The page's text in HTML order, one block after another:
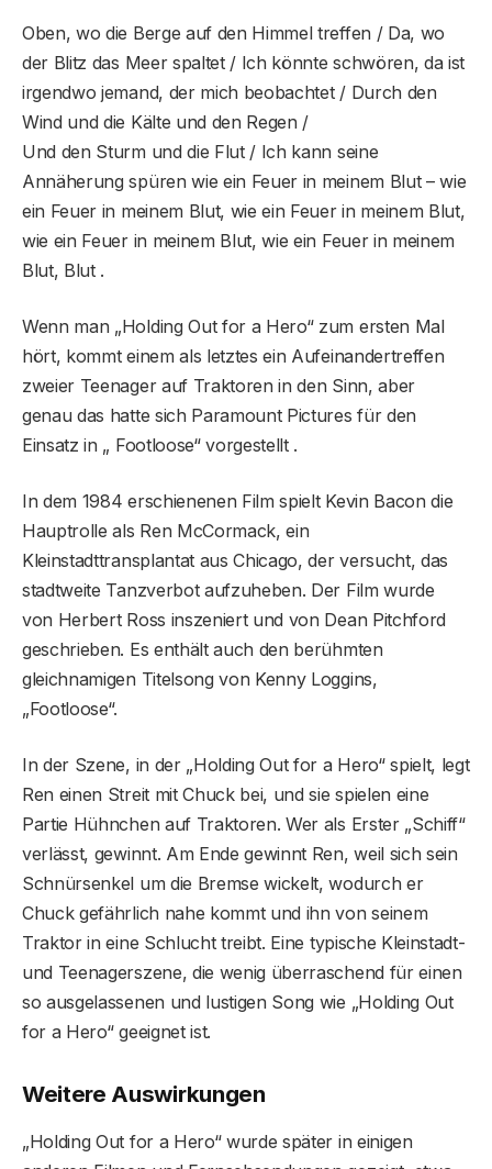
Oben, wo die Berge auf den Himmel treffen / Da, wo
der Blitz das Meer spaltet / Ich könnte schwören, da ist
irgendwo jemand, der mich beobachtet / Durch den
Wind und die Kälte und den Regen /
Und den Sturm und die Flut / Ich kann seine
Annäherung spüren wie ein Feuer in meinem Blut – wie
ein Feuer in meinem Blut, wie ein Feuer in meinem Blut,
wie ein Feuer in meinem Blut, wie ein Feuer in meinem
Blut, Blut .
Wenn man „Holding Out for a Hero“ zum ersten Mal
hört, kommt einem als letztes ein Aufeinandertreffen
zweier Teenager auf Traktoren in den Sinn, aber
genau das hatte sich Paramount Pictures für den
Einsatz in „ Footloose“ vorgestellt .
In dem 1984 erschienenen Film spielt Kevin Bacon die
Hauptrolle als Ren McCormack, ein
Kleinstadttransplantat aus Chicago, der versucht, das
stadtweite Tanzverbot aufzuheben. Der Film wurde
von Herbert Ross inszeniert und von Dean Pitchford
geschrieben. Es enthält auch den berühmten
gleichnamigen Titelsong von Kenny Loggins,
„Footloose“.
In der Szene, in der „Holding Out for a Hero“ spielt, legt
Ren einen Streit mit Chuck bei, und sie spielen eine
Partie Hühnchen auf Traktoren. Wer als Erster „Schiff“
verlässt, gewinnt. Am Ende gewinnt Ren, weil sich sein
Schnürsenkel um die Bremse wickelt, wodurch er
Chuck gefährlich nahe kommt und ihn von seinem
Traktor in eine Schlucht treibt. Eine typische Kleinstadt-
und Teenagerszene, die wenig überraschend für einen
so ausgelassenen und lustigen Song wie „Holding Out
for a Hero“ geeignet ist.
Weitere Auswirkungen
„Holding Out for a Hero“ wurde später in einigen